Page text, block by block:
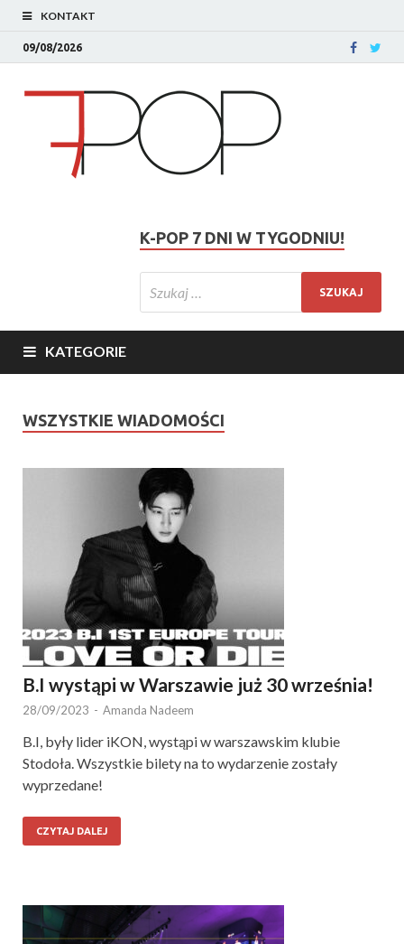
KONTAKT
09/08/2026
K-POP 7 DNI W TYGODNIU!
KATEGORIE
WSZYSTKIE WIADOMOŚCI
B.I wystąpi w Warszawie już 30 września!
28/09/2023 - Amanda Nadeem
B.I, były lider iKON, wystąpi w warszawskim klubie
Stodoła. Wszystkie bilety na to wydarzenie zostały
wyprzedane!
CZYTAJ DALEJ